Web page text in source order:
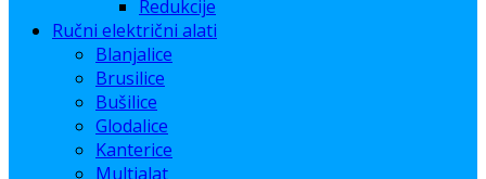
Redukcije
Ručni električni alati
Blanjalice
Brusilice
Bušilice
Glodalice
Kanterice
Multialat